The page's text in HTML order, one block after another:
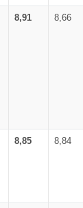
8,91 8,66
8,85 8,84